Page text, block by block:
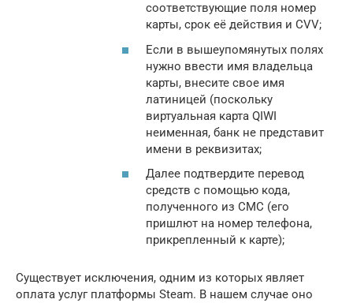
соответствующие поля номер
карты, срок её действия и CVV;
Если в вышеупомянутых полях
нужно ввести имя владельца
карты, внесите свое имя
латиницей (поскольку
виртуальная карта QIWI
неименная, банк не представит
имени в реквизитах;
Далее подтвердите перевод
средств с помощью кода,
полученного из СМС (его
пришлют на номер телефона,
прикрепленный к карте);
Существует исключения, одним из которых являет
оплата услуг платформы Steam. В нашем случае оно